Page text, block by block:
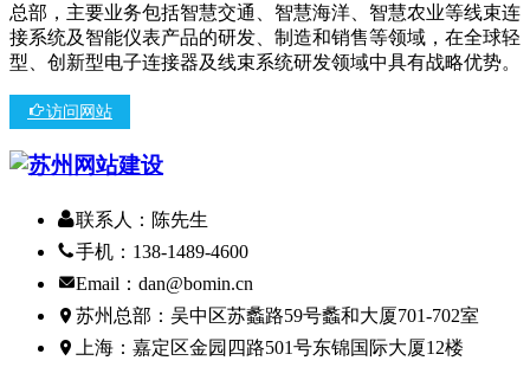
总部，主要业务包括智慧交通、智慧海洋、智慧农业等线束连
接系统及智能仪表产品的研发、制造和销售等领域，在全球轻
型、创新型电子连接器及线束系统研发领域中具有战略优势。
访问网站
联系人：陈先生
手机：138-1489-4600
Email：dan@bomin.cn
苏州总部：吴中区苏蠡路59号蠡和大厦701-702室
上海：嘉定区金园四路501号东锦国际大厦12楼